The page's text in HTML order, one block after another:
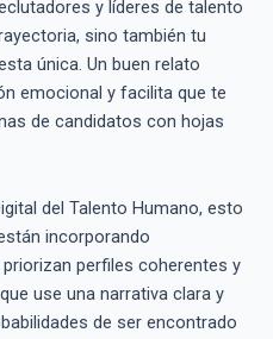
y líderes de talento
sino también tu
única. Un buen relato
emocional y facilita que te
de candidatos con hojas
del Talento Humano, esto
incorporando
perfiles coherentes y
use una narrativa clara y
de ser encontrado